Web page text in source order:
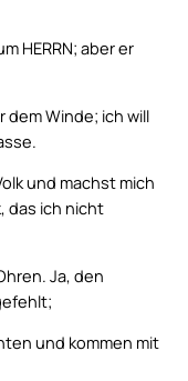
HERRN; aber er
dem Winde; ich will
und machst mich
das ich nicht
Ja, den
und kommen mit